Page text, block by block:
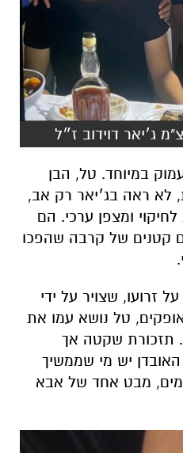
ג׳יאר דוידוב ז״ל
במיוחד. טל, הבן
לא ראה בג׳יאר רק אב,
לחיקוי ומצפן ערכי. הם
קטנים של קרבה שהפכו
על זרועו, שצויר על ידי
טל נושא עמו את
תזכורת שקטה אך
האובדן יש מי שממשיך
מבט אחד של אבא